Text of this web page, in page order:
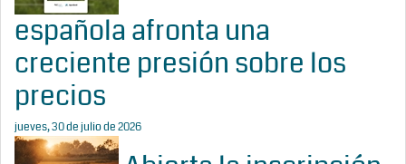
española afronta una
creciente presión sobre los
precios
jueves, 30 de julio de 2026